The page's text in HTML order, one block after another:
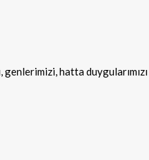
genlerimizi, hatta duygularımızı